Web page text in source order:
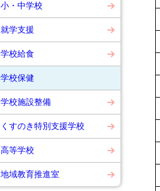
小・中学校
就学支援
学校給食
学校保健
学校施設整備
くすのき特別支援学校
高等学校
地域教育推進室